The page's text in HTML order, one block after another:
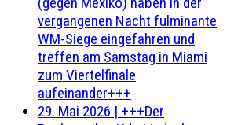
vergangenen Nacht fulminante
WM-Siege eingefahren und
treffen am Samstag in Miami
zum Viertelfinale
aufeinander+++
29. Mai 2026 | +++Der